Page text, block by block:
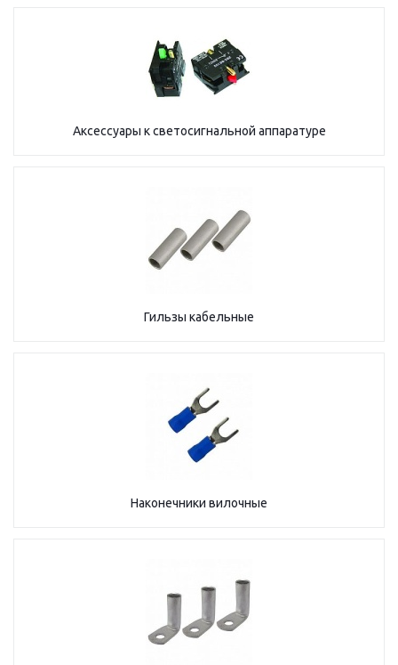
Аксессуары к светосигнальной аппаратуре
Гильзы кабельные
Наконечники вилочные